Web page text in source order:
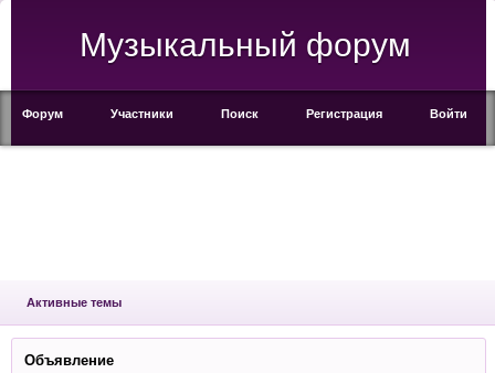
Музыкальный форум
Форум Участники Поиск Регистрация Войти
Активные темы
Объявление